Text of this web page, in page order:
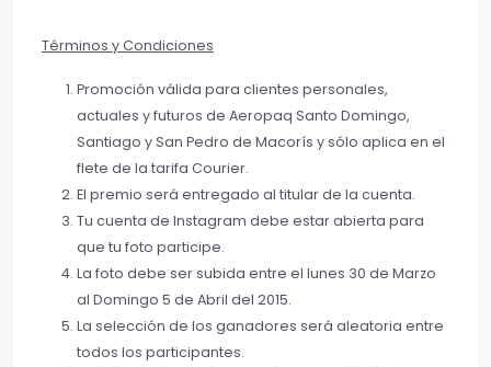
Términos y Condiciones
Promoción válida para clientes personales,
actuales y futuros de Aeropaq Santo Domingo,
Santiago y San Pedro de Macorís y sólo aplica en el
flete de la tarifa Courier.
El premio será entregado al titular de la cuenta.
Tu cuenta de Instagram debe estar abierta para
que tu foto participe.
La foto debe ser subida entre el lunes 30 de Marzo
al Domingo 5 de Abril del 2015.
La selección de los ganadores será aleatoria entre
todos los participantes.